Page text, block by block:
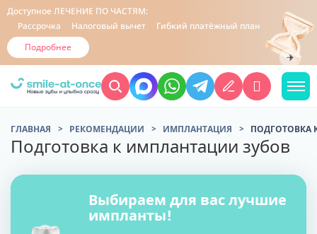
Доступное ЛЕЧЕНИЕ ПО ЧАСТЯМ:
Рассрочка
Налоговый вычет Гибкий платёжный план
Подробнее
ГЛАВНАЯ РЕКОМЕНДАЦИИ ИМПЛАНТАЦИЯ ПОДГОТОВКА
Подготовка к имплантации зубов
Выбираем для вас лучшие
импланты!